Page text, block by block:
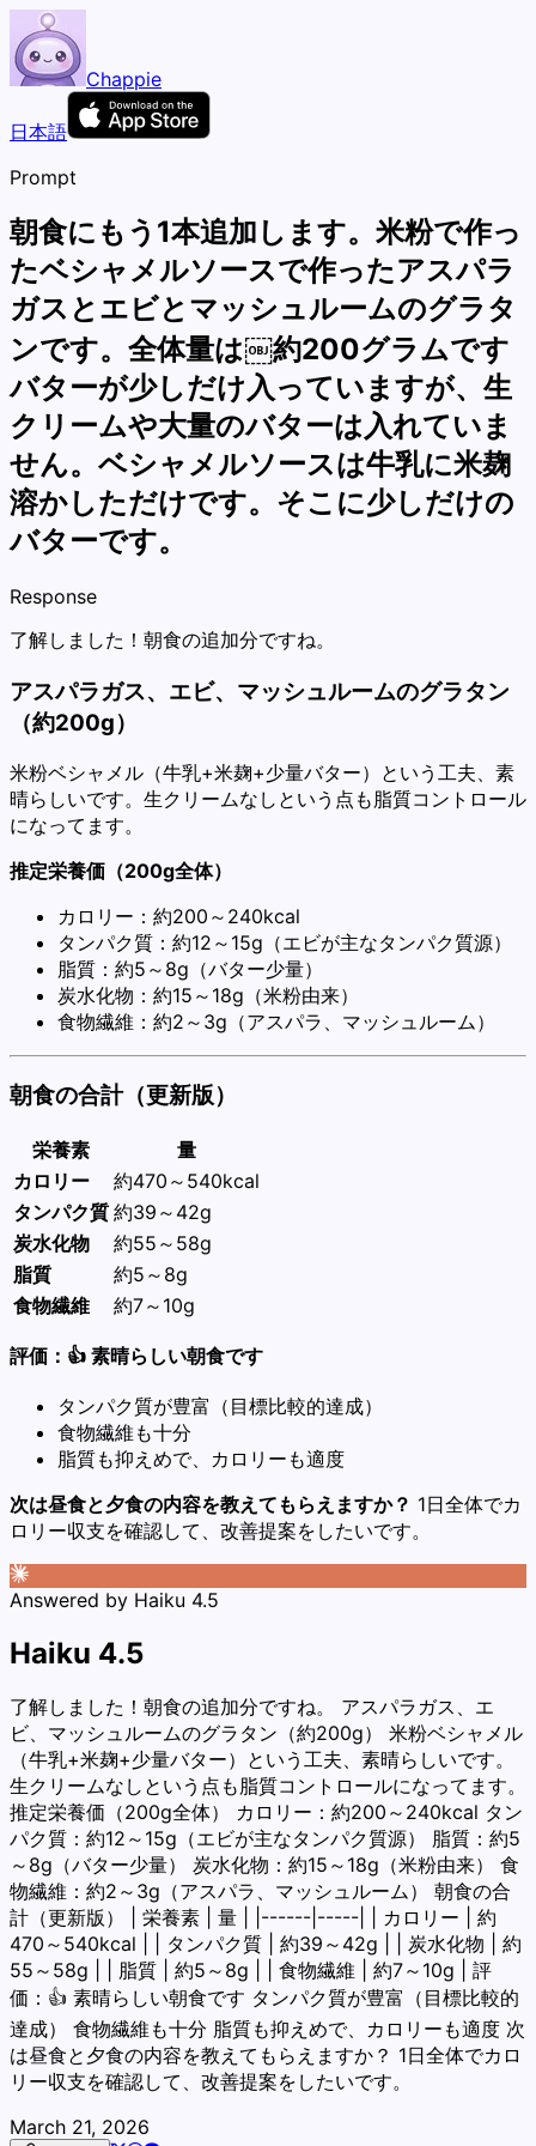
Chappie
日本語
Prompt
朝食にもう1本追加します。米粉で作っ
たベシャメルソースで作ったアスパラ
ガスとエビとマッシュルームのグラタ
ンです。全体量は￼約200グラムです
バターが少しだけ入っていますが、生
クリームや大量のバターは入れていま
せん。ベシャメルソースは牛乳に米麹
溶かしただけです。そこに少しだけの
バターです。
Response
了解しました！朝食の追加分ですね。
アスパラガス、エビ、マッシュルームのグラタン
（約200g）
米粉ベシャメル（牛乳+米麹+少量バター）という工夫、素
晴らしいです。生クリームなしという点も脂質コントロール
になってます。
推定栄養価（200g全体）
カロリー：約200～240kcal
タンパク質：約12～15g（エビが主なタンパク質源）
脂質：約5～8g（バター少量）
炭水化物：約15～18g（米粉由来）
食物繊維：約2～3g（アスパラ、マッシュルーム）
朝食の合計（更新版）
栄養素
量
カロリー
約470～540kcal
タンパク質 約39～42g
炭水化物
約55～58g
脂質
約5～8g
食物繊維
約7～10g
評価：👍 素晴らしい朝食です
タンパク質が豊富（目標比較的達成）
食物繊維も十分
脂質も抑えめで、カロリーも適度
次は昼食と夕食の内容を教えてもらえますか？ 1日全体でカ
ロリー収支を確認して、改善提案をしたいです。
Answered by Haiku 4.5
Haiku 4.5
了解しました！朝食の追加分ですね。 アスパラガス、エ
ビ、マッシュルームのグラタン（約200g） 米粉ベシャメル
（牛乳+米麹+少量バター）という工夫、素晴らしいです。
生クリームなしという点も脂質コントロールになってます。
推定栄養価（200g全体） カロリー：約200～240kcal タン
パク質：約12～15g（エビが主なタンパク質源） 脂質：約5
～8g（バター少量） 炭水化物：約15～18g（米粉由来） 食
物繊維：約2～3g（アスパラ、マッシュルーム） 朝食の合
計（更新版） | 栄養素 | 量 | |------|-----| | カロリー | 約
470～540kcal | | タンパク質 | 約39～42g | | 炭水化物 | 約
55～58g | | 脂質 | 約5～8g | | 食物繊維 | 約7～10g | 評
価：👍 素晴らしい朝食です タンパク質が豊富（目標比較的
達成） 食物繊維も十分 脂質も抑えめで、カロリーも適度 次
は昼食と夕食の内容を教えてもらえますか？ 1日全体でカロ
リー収支を確認して、改善提案をしたいです。
March 21, 2026